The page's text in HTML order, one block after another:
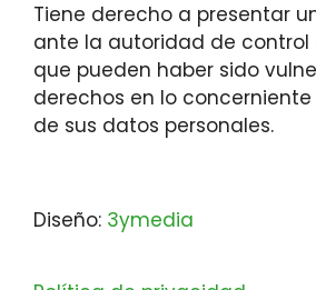
Tiene derecho a presentar
ante la autoridad de control
que pueden haber sido
derechos en lo
de sus datos personales.
Diseño: 3ymedia